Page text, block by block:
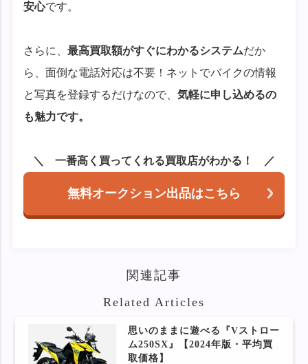
安心です。
さらに、最高買取額がすぐにわかるシステムだか
ら、面倒な電話対応は不要！ネットでバイクの情報
と写真を登録するだけなので、気軽に申し込めるの
も魅力です。
一番高く買ってくれる買取店がわかる！
無料オークション出品はこちら
関連記事
Related Articles
思いのままに遊べる『Vストロー
ム250SX』【2024年版・平均買
取価格】